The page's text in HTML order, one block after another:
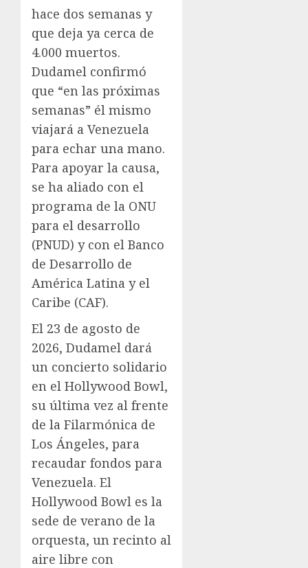
hace dos semanas y
que deja ya cerca de
4.000 muertos.
Dudamel confirmó
que “en las próximas
semanas” él mismo
viajará a Venezuela
para echar una mano.
Para apoyar la causa,
se ha aliado con el
programa de la ONU
para el desarrollo
(PNUD) y con el Banco
de Desarrollo de
América Latina y el
Caribe (CAF).
El 23 de agosto de
2026, Dudamel dará
un concierto solidario
en el Hollywood Bowl,
su última vez al frente
de la Filarmónica de
Los Ángeles, para
recaudar fondos para
Venezuela. El
Hollywood Bowl es la
sede de verano de la
orquesta, un recinto al
aire libre con